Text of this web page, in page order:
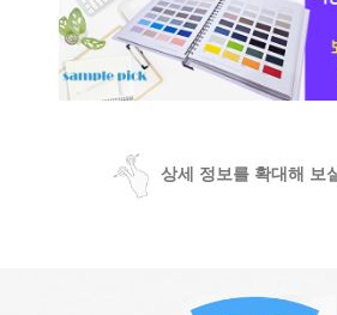
상세 정보를 확대해 보